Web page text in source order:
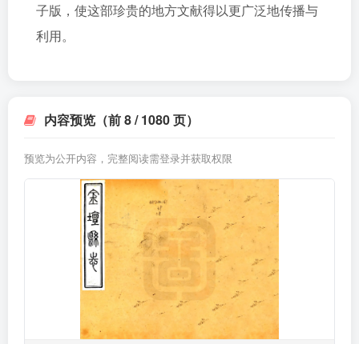
子版，使这部珍贵的地方文献得以更广泛地传播与
利用。
内容预览（前 8 / 1080 页）
预览为公开内容，完整阅读需登录并获取权限